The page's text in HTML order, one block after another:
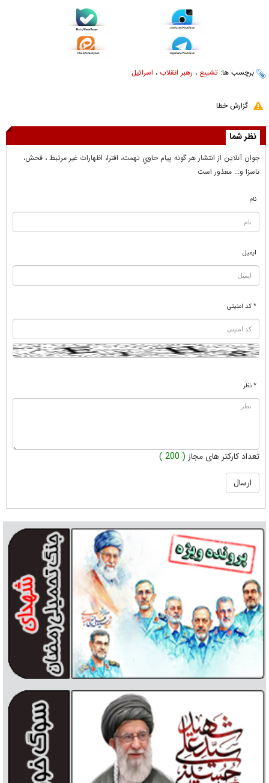
برچسب ها: تشییع ، رهبر انقلاب ، اسرائیل
گزارش خطا
نظر شما
جوان آنلاين از انتشار هر گونه پيام حاوي تهمت، افترا، اظهارات غير مرتبط ، فحش،
ناسزا و... معذور است
نام
ایمیل
* کد امنیتی
* نظر
تعداد کارکتر های مجاز ( 200 )